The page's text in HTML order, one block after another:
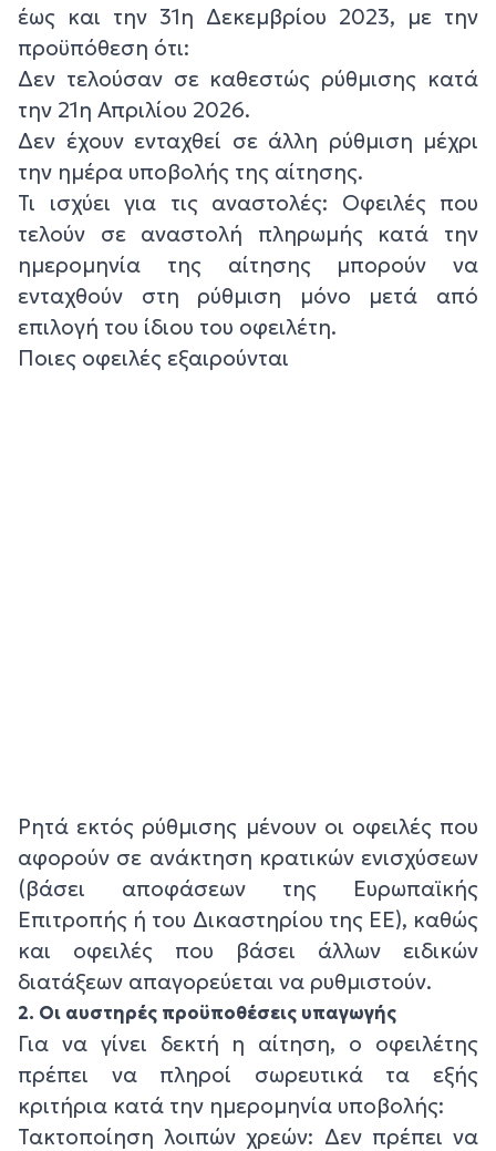
έως και την 31η Δεκεμβρίου 2023, με την
προϋπόθεση ότι:
Δεν τελούσαν σε καθεστώς ρύθμισης κατά
την 21η Απριλίου 2026.
Δεν έχουν ενταχθεί σε άλλη ρύθμιση μέχρι
την ημέρα υποβολής της αίτησης.
Τι ισχύει για τις αναστολές: Οφειλές που
τελούν σε αναστολή πληρωμής κατά την
ημερομηνία της αίτησης μπορούν να
ενταχθούν στη ρύθμιση μόνο μετά από
επιλογή του ίδιου του οφειλέτη.
Ποιες οφειλές εξαιρούνται
Ρητά εκτός ρύθμισης μένουν οι οφειλές που
αφορούν σε ανάκτηση κρατικών ενισχύσεων
(βάσει αποφάσεων της Ευρωπαϊκής
Επιτροπής ή του Δικαστηρίου της ΕΕ), καθώς
και οφειλές που βάσει άλλων ειδικών
διατάξεων απαγορεύεται να ρυθμιστούν.
2. Οι αυστηρές προϋποθέσεις υπαγωγής
Για να γίνει δεκτή η αίτηση, ο οφειλέτης
πρέπει να πληροί σωρευτικά τα εξής
κριτήρια κατά την ημερομηνία υποβολής:
Τακτοποίηση λοιπών χρεών: Δεν πρέπει να